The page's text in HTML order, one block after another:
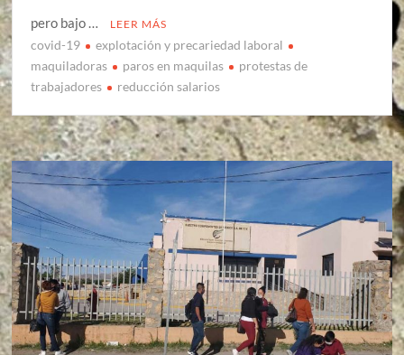
pero bajo …
LEER MÁS
covid-19
explotación y precariedad laboral
maquiladoras
paros en maquilas
protestas de
trabajadores
reducción salarios